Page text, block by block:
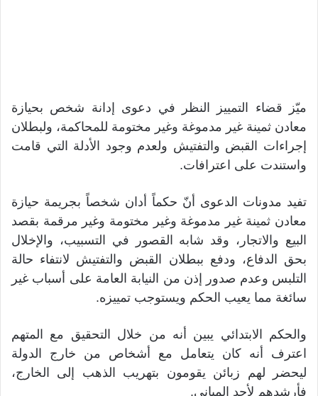
ميّز قضاء التمييز النظر في دعوى إدانة شخص بحيازة
معادن ثمينة غير مدموغة وغير مختومة للمحاكمة، ولبطلان
إجراءات القبض والتفتيش ولعدم وجود الأدلة التي قامت
واستندت على اعترافات.
تفيد مدونات الدعوى أنّ حكماً أدان شخصاً بجريمة حيازة
معادن ثمينة غير مدموغة وغير مختومة وغير مرقمة بقصد
البيع والاتجار، وقد شابه القصور في التسبيب، والإخلال
بحق الدفاع، ودفع ببطلان القبض والتفتيش لانتفاء حالة
التلبس وعدم صدور إذن من النيابة العامة على أسباب غير
سائغة مما يعيب الحكم ويستوجب تمييزه.
والحكم الابتدائي يبين أنه من خلال التحقيق مع المتهم
اعترف أنه كان يتعامل مع أشخاص من خارج الدولة
ليحضر لهم زبائن يقومون بتهريب الذهب إلى الخارج،
فأرشدهم لأحد المباني.